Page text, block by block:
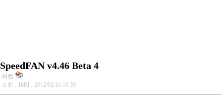
SpeedFAN v4.46 Beta 4
처런
조회 : 1681 , 2012/02/16 10:39